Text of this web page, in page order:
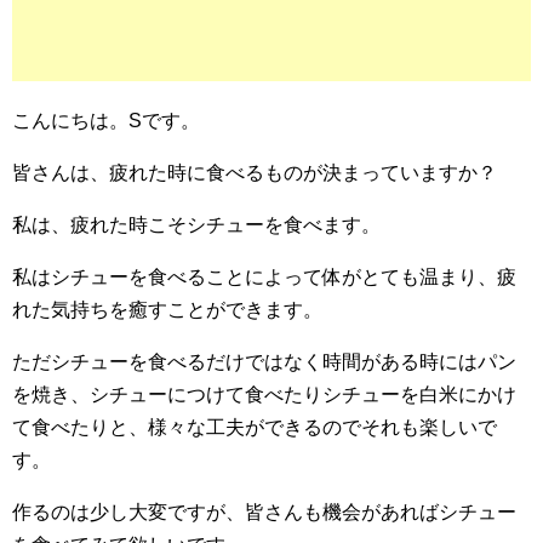
こんにちは。Sです。
皆さんは、疲れた時に食べるものが決まっていますか？
私は、疲れた時こそシチューを食べます。
私はシチューを食べることによって体がとても温まり、疲
れた気持ちを癒すことができます。
ただシチューを食べるだけではなく時間がある時にはパン
を焼き、シチューにつけて食べたりシチューを白米にかけ
て食べたりと、様々な工夫ができるのでそれも楽しいで
す。
作るのは少し大変ですが、皆さんも機会があればシチュー